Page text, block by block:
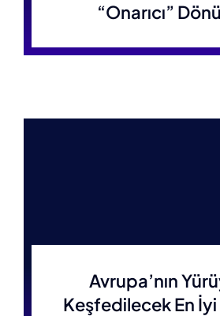
“Onarıcı”
Avrupa’nın
Keşfedilecek En İyi